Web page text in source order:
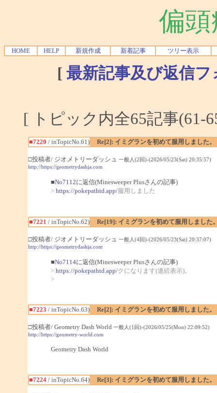
偏
HOME HELP 新規作成 新着記事 ツリー表示
[ 最新記事及び返信
[ トピック内全65記事
■7220 / inTopicNo.61) Re[2]: イミグランを初めて服用しました。
□投稿者/ ジオメトリーダッシュ 一般人(2回)-(2026/05/23(Sat) 20:35:57)
http://https://geometrydashja.com
■No7112に返信(Minesweeper Plusさんの記事)
> https://pokepathtd.app/服用しました
■7221 / inTopicNo.62) Re[19]: イミグランを初めて服用しました
□投稿者/ ジオメトリーダッシュ 一般人(4回)-(2026/05/23(Sat) 20:37:07)
http://https://geometrydashja.com
■No7114に返信(Minesweeper Plusさんの記事)
> https://pokepathtd.app/クになります(連続表示)。
>
■7223 / inTopicNo.63) Re[2]: イミグランを初めて服用しました。
□投稿者/ Geometry Dash World 一般人(1回)-(2026/05/25(Mon) 22:09:52)
http://https://geometry-world.com
Geometry Dash World
■7224/ inTopicNo.64) Re[3]: イミグランを初めて服用しました。